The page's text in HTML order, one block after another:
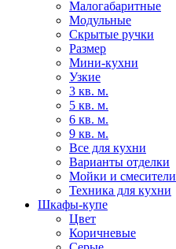
Малогабаритные
Модульные
Скрытые ручки
Размер
Мини-кухни
Узкие
3 кв. м.
5 кв. м.
6 кв. м.
9 кв. м.
Все для кухни
Варианты отделки
Мойки и смесители
Техника для кухни
Шкафы-купе
Цвет
Коричневые